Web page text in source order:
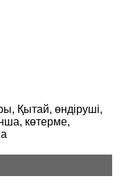
Қытай, өндіруші,
көтерме,